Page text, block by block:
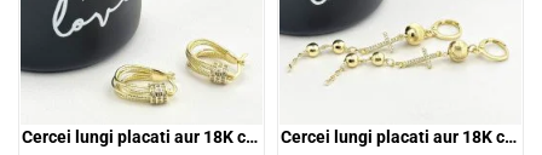
Cercei lungi placati aur 18K cu design multistrat si pietre stralucitoare Cercei lungi placati aur 18K cu pandantiv cruce si detalii elegante